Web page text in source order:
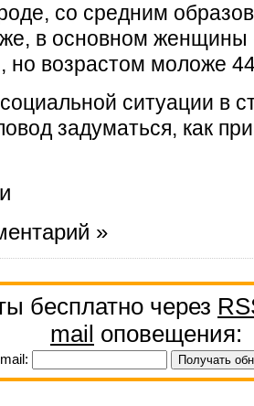
со средним
в основном женщины
но возрастом моложе
ситуации в
задуматься, как
»
бесплатно через
mail оповещения: